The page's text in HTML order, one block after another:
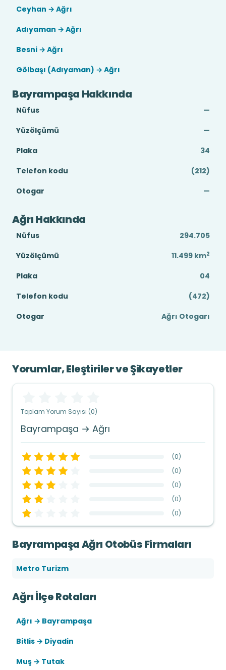
Ceyhan → Ağrı
Adıyaman → Ağrı
Besni → Ağrı
Gölbaşı (Adıyaman) → Ağrı
Bayrampaşa Hakkında
Nüfus
—
Yüzölçümü
—
Plaka
34
Telefon kodu
(212)
Otogar
—
Ağrı Hakkında
Nüfus
294.705
Yüzölçümü
11.499 km2
Plaka
04
Telefon kodu
(472)
Otogar
Ağrı Otogarı
Yorumlar, Eleştiriler ve Şikayetler
Toplam Yorum Sayısı (0)
Bayrampaşa → Ağrı
(0)
(0)
(0)
(0)
(0)
Bayrampaşa Ağrı Otobüs Firmaları
Metro Turizm
Ağrı İlçe Rotaları
Ağrı → Bayrampaşa
Bitlis → Diyadin
Muş → Tutak